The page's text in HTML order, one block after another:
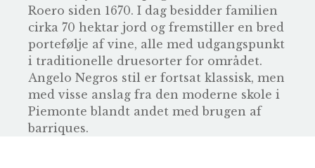
Roero siden 1670. I dag besidder familien
cirka 70 hektar jord og fremstiller en bred
portefølje af vine, alle med udgangspunkt
i traditionelle druesorter for området.
Angelo Negros stil er fortsat klassisk, men
med visse anslag fra den moderne skole i
Piemonte blandt andet med brugen af
barriques.